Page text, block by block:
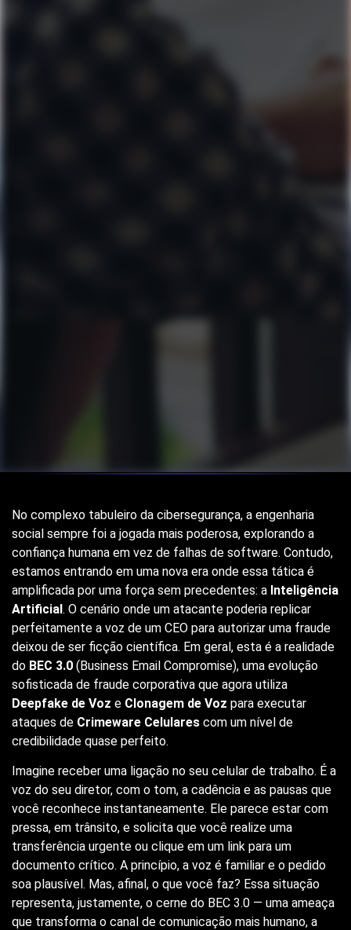
No complexo tabuleiro da cibersegurança, a engenharia
social sempre foi a jogada mais poderosa, explorando a
confiança humana em vez de falhas de software. Contudo,
estamos entrando em uma nova era onde essa tática é
amplificada por uma força sem precedentes: a Inteligência
Artificial. O cenário onde um atacante poderia replicar
perfeitamente a voz de um CEO para autorizar uma fraude
deixou de ser ficção científica. Em geral, esta é a realidade
do BEC 3.0 (Business Email Compromise), uma evolução
sofisticada de fraude corporativa que agora utiliza
Deepfake de Voz e Clonagem de Voz para executar
ataques de Crimeware Celulares com um nível de
credibilidade quase perfeito.
Imagine receber uma ligação no seu celular de trabalho. É a
voz do seu diretor, com o tom, a cadência e as pausas que
você reconhece instantaneamente. Ele parece estar com
pressa, em trânsito, e solicita que você realize uma
transferência urgente ou clique em um link para um
documento crítico. A princípio, a voz é familiar e o pedido
soa plausível. Mas, afinal, o que você faz? Essa situação
representa, justamente, o cerne do BEC 3.0 — uma ameaça
que transforma o canal de comunicação mais humano, a